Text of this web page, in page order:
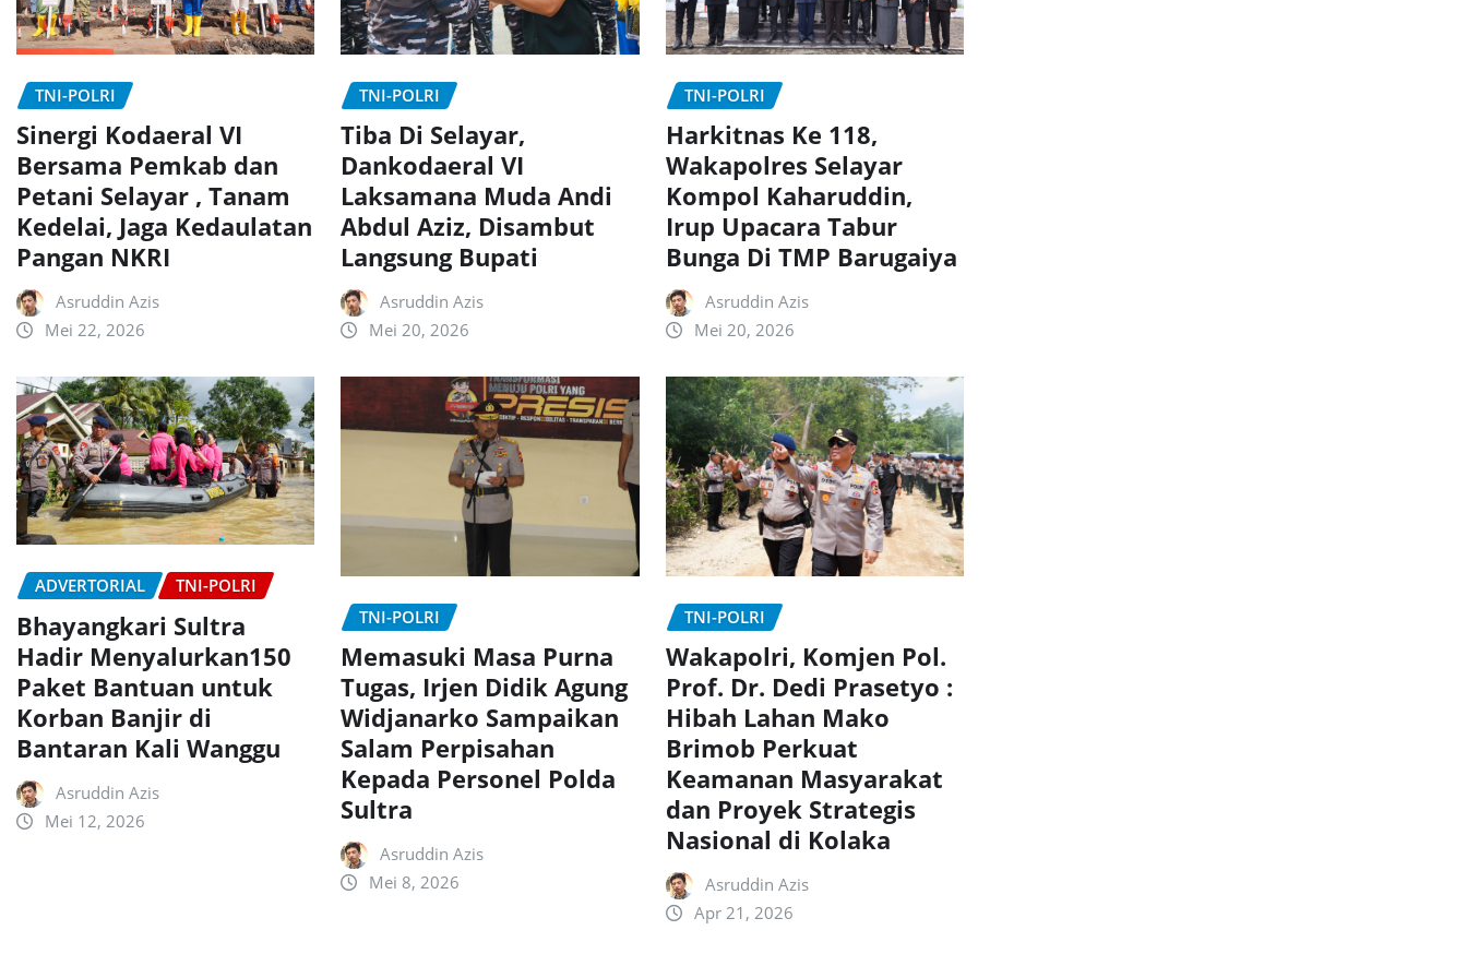
TNI-POLRI
Sinergi Kodaeral VI
Bersama Pemkab dan
Petani Selayar , Tanam
Kedelai, Jaga Kedaulatan
Pangan NKRI
Asruddin Azis
Mei 22, 2026
TNI-POLRI
Tiba Di Selayar,
Dankodaeral VI
Laksamana Muda Andi
Abdul Aziz, Disambut
Langsung Bupati
Asruddin Azis
Mei 20, 2026
TNI-POLRI
Harkitnas Ke 118,
Wakapolres Selayar
Kompol Kaharuddin,
Irup Upacara Tabur
Bunga Di TMP Barugaiya
Asruddin Azis
Mei 20, 2026
ADVERTORIAL TNI-POLRI
Bhayangkari Sultra
Hadir Menyalurkan150
Paket Bantuan untuk
Korban Banjir di
Bantaran Kali Wanggu
Asruddin Azis
Mei 12, 2026
TNI-POLRI
Memasuki Masa Purna
Tugas, Irjen Didik Agung
Widjanarko Sampaikan
Salam Perpisahan
Kepada Personel Polda
Sultra
Asruddin Azis
Mei 8, 2026
TNI-POLRI
Wakapolri, Komjen Pol.
Prof. Dr. Dedi Prasetyo :
Hibah Lahan Mako
Brimob Perkuat
Keamanan Masyarakat
dan Proyek Strategis
Nasional di Kolaka
Asruddin Azis
Apr 21, 2026